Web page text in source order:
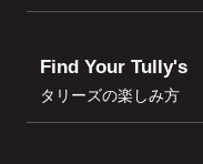
Find Your Tully's
タリーズの楽しみ方